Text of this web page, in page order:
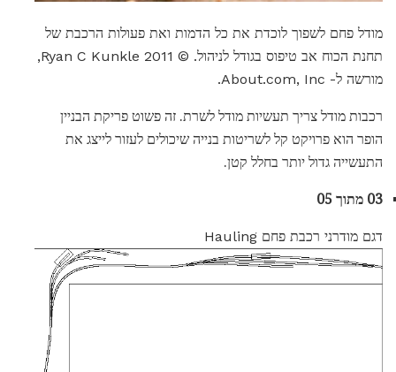
מודל פחם לשפוך לוכדת את כל הדמות ואת פעולות הרכבת של
תחנת הכוח אב טיפוס בגודל לניהול. © 2011 Ryan C Kunkle,
מורשה ל- About.com, Inc.
רכבות מודל צריך תעשיות מודל לשרת. זה פשוט פריקת הבניין
הופר הוא פרויקט קל לשריטות בנייה שיכולים לעזור לייצג את
התעשייה גדול יותר בחלל קטן.
03 מתוך 05
דגם מודרני רכבת פחם Hauling